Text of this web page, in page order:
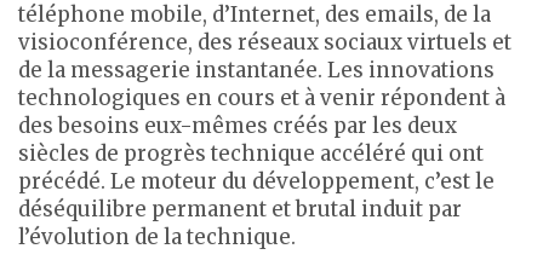
téléphone mobile, d’Internet, des emails, de la
visioconférence, des réseaux sociaux virtuels et
de la messagerie instantanée. Les innovations
technologiques en cours et à venir répondent à
des besoins eux-mêmes créés par les deux
siècles de progrès technique accéléré qui ont
précédé. Le moteur du développement, c’est le
déséquilibre permanent et brutal induit par
l’évolution de la technique.